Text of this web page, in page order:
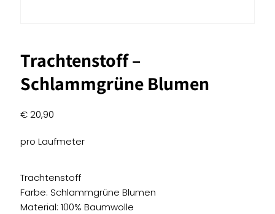
Trachtenstoff –
Schlammgrüne Blumen
€20,90
pro Laufmeter
Trachtenstoff
Farbe: Schlammgrüne Blumen
Material: 100% Baumwolle